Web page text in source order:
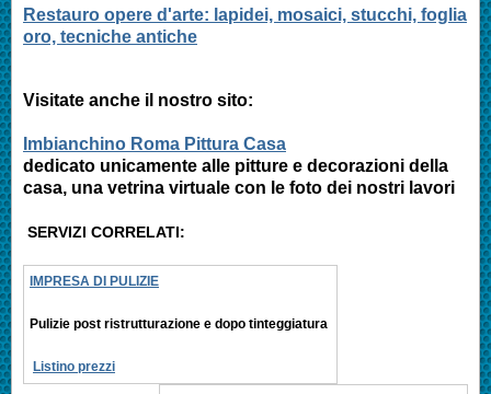
Restauro opere d'arte: lapidei, mosaici, stucchi, foglia
oro, tecniche antiche
Visitate anche il nostro sito:
Imbianchino Roma Pittura Casa
dedicato unicamente alle pitture e decorazioni della
casa, una vetrina virtuale con le foto dei nostri lavori
SERVIZI CORRELATI:
IMPRESA DI PULIZIE
Pulizie post ristrutturazione e dopo tinteggiatura
Listino prezzi